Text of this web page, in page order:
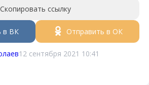
Скопировать ссылку
в ВК Отправить в ОК
12 сентября 2021 10:41